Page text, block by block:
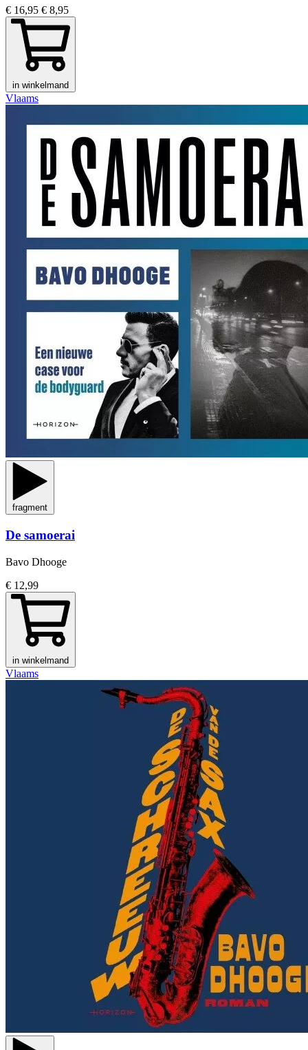
€ 16,95 € 8,95
in winkelmand
Vlaams
fragment
De samoerai
Bavo Dhooge
€ 12,99
in winkelmand
Vlaams